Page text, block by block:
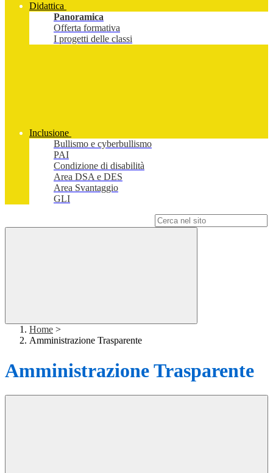
Didattica
Panoramica
Offerta formativa
I progetti delle classi
Inclusione
Bullismo e cyberbullismo
PAI
Condizione di disabilità
Area DSA e DES
Area Svantaggio
GLI
Home >
Amministrazione Trasparente
Amministrazione Trasparente